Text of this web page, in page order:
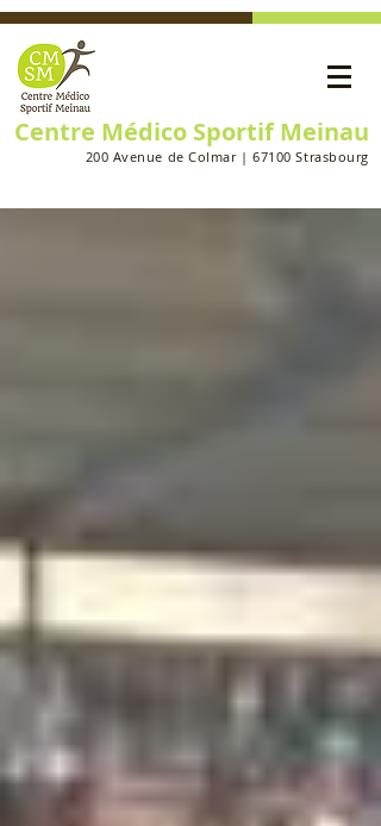
Centre Médico Sportif Meinau
200 Avenue de Colmar | 67100 Strasbourg